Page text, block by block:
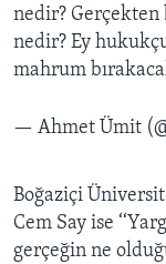
nedir? Gerçekten
nedir? Ey
mahrum
— Ahmet Ümit
Boğaziçi
Cem Say ise
gerçeğin ne